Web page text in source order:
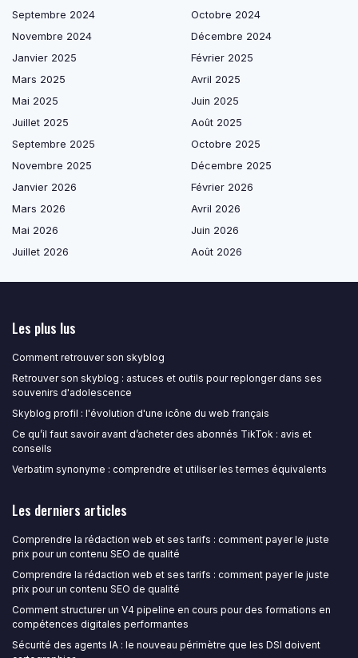
Septembre 2024
Octobre 2024
Novembre 2024
Décembre 2024
Janvier 2025
Février 2025
Mars 2025
Avril 2025
Mai 2025
Juin 2025
Juillet 2025
Août 2025
Septembre 2025
Octobre 2025
Novembre 2025
Décembre 2025
Janvier 2026
Février 2026
Mars 2026
Avril 2026
Mai 2026
Juin 2026
Juillet 2026
Août 2026
Les plus lus
Comment retrouver son skyblog
Retrouver son skyblog : astuces et outils pour replonger dans ses
souvenirs d'adolescence
Skyblog profil : l'évolution d'une icône du web français
Ce qu’il faut savoir avant d’acheter des abonnés TikTok : avis et
conseils
Verbatim synonyme : comprendre et utiliser les termes équivalents
Les derniers articles
Comprendre la rédaction web et ses tarifs : comment payer le juste
prix pour un contenu SEO de qualité
Comprendre la rédaction web et ses tarifs : comment payer le juste
prix pour un contenu SEO de qualité
Comment structurer un V4 pipeline en cours pour des formations en
compétences digitales performantes
Sécurité des agents IA : le nouveau périmètre que les DSI doivent